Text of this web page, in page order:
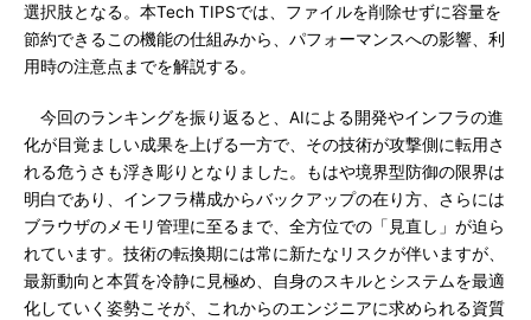
選択肢となる。本Tech TIPSでは、ファイルを削除せずに容量を
節約できるこの機能の仕組みから、パフォーマンスへの影響、利
用時の注意点までを解説する。
今回のランキングを振り返ると、AIによる開発やインフラの進
化が目覚ましい成果を上げる一方で、その技術が攻撃側に転用さ
れる危うさも浮き彫りとなりました。もはや境界型防御の限界は
明白であり、インフラ構成からバックアップの在り方、さらには
ブラウザのメモリ管理に至るまで、全方位での「見直し」が迫ら
れています。技術の転換期には常に新たなリスクが伴いますが、
最新動向と本質を冷静に見極め、自身のスキルとシステムを最適
化していく姿勢こそが、これからのエンジニアに求められる資質